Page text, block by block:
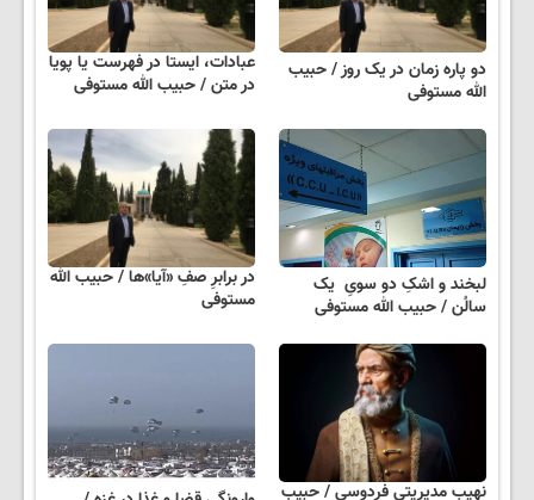
دو پاره زمان در یک روز / حبیب
الله مستوفی
عبادات، ایستا در فهرست یا پویا
در متن / حبیب الله مستوفی
لبخند و اشکِ دو سویِ یک
سالُن / حبیب الله مستوفی
در برابرِ صفِ «آیا»ها / حبیب الله
مستوفی
نهیب مدیریتی فردوسی / حبیب